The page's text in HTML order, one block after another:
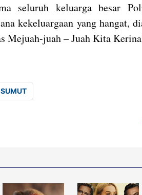
seluruh keluarga besar
kekeluargaan yang hangat,
Mejuah-juah – Juah Kita
SUMUT